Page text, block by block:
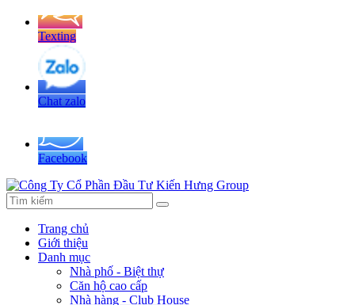
Texting
Chat zalo
Facebook
Trang chủ
Giới thiệu
Danh mục
Nhà phố - Biệt thự
Căn hộ cao cấp
Nhà hàng - Club House